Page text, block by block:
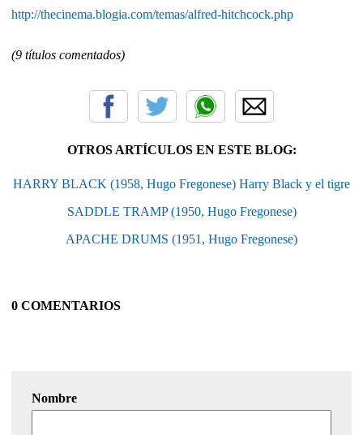
http://thecinema.blogia.com/temas/alfred-hitchcock.php
(9 títulos comentados)
OTROS ARTÍCULOS EN ESTE BLOG:
HARRY BLACK (1958, Hugo Fregonese) Harry Black y el tigre
SADDLE TRAMP (1950, Hugo Fregonese)
APACHE DRUMS (1951, Hugo Fregonese)
0 COMENTARIOS
Nombre